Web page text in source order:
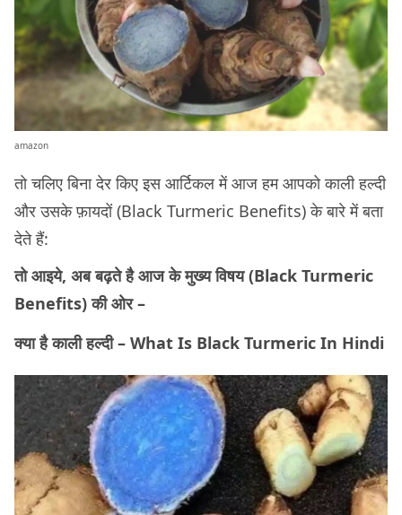
amazon
तो चलिए बिना देर किए इस आर्टिकल में आज हम आपको काली हल्दी
और उसके फ़ायदों (Black Turmeric Benefits) के बारे में बता
देते हैं:
तो आइये, अब बढ़ते है आज के मुख्य विषय (Black Turmeric
Benefits) की ओर –
क्या है काली हल्दी – What Is Black Turmeric In Hindi